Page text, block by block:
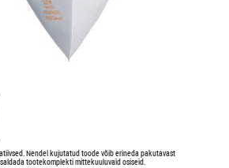
Nendel kujutatud toode võib erineda pakutavast
tootekomplekti mittekuuluvaid osiseid.